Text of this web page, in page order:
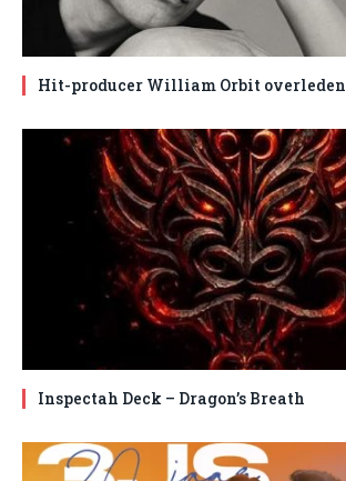
Hit-producer William Orbit overleden
Inspectah Deck – Dragon’s Breath